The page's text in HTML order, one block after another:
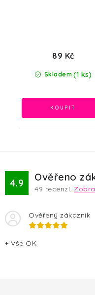
Skladem (1 ks)
89 Kč
4.9 Ověřeno
49 recenzí.
Ověřený zákazník
+ Vše OK